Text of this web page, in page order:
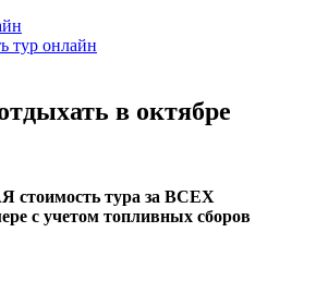
тур онлайн
в октябре
стоимость тура за ВСЕХ
с учетом топливных сборов